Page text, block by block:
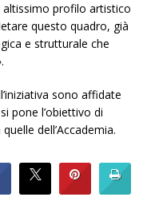
profilo artistico
questo quadro, già
e strutturale che
sono affidate
pone l’obiettivo di
dell’Accademia.